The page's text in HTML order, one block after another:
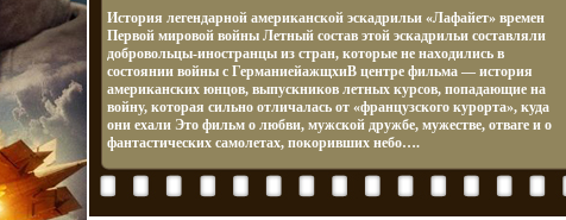
История легендарной американской эскадрильи «Лафайет» времен
Первой мировой войны Летный состав этой эскадрильи составляли
добровольцы-иностранцы из стран, которые не находились в
состоянии войны с ГерманиейажщхиВ центре фильма — история
американских юнцов, выпускников летных курсов, попадающие на
войну, которая сильно отличалась от «французского курорта», куда
они ехали Это фильм о любви, мужской дружбе, мужестве, отваге и о
фантастических самолетах, покоривших небо….